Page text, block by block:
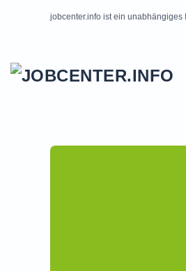
jobcenter.info ist ein